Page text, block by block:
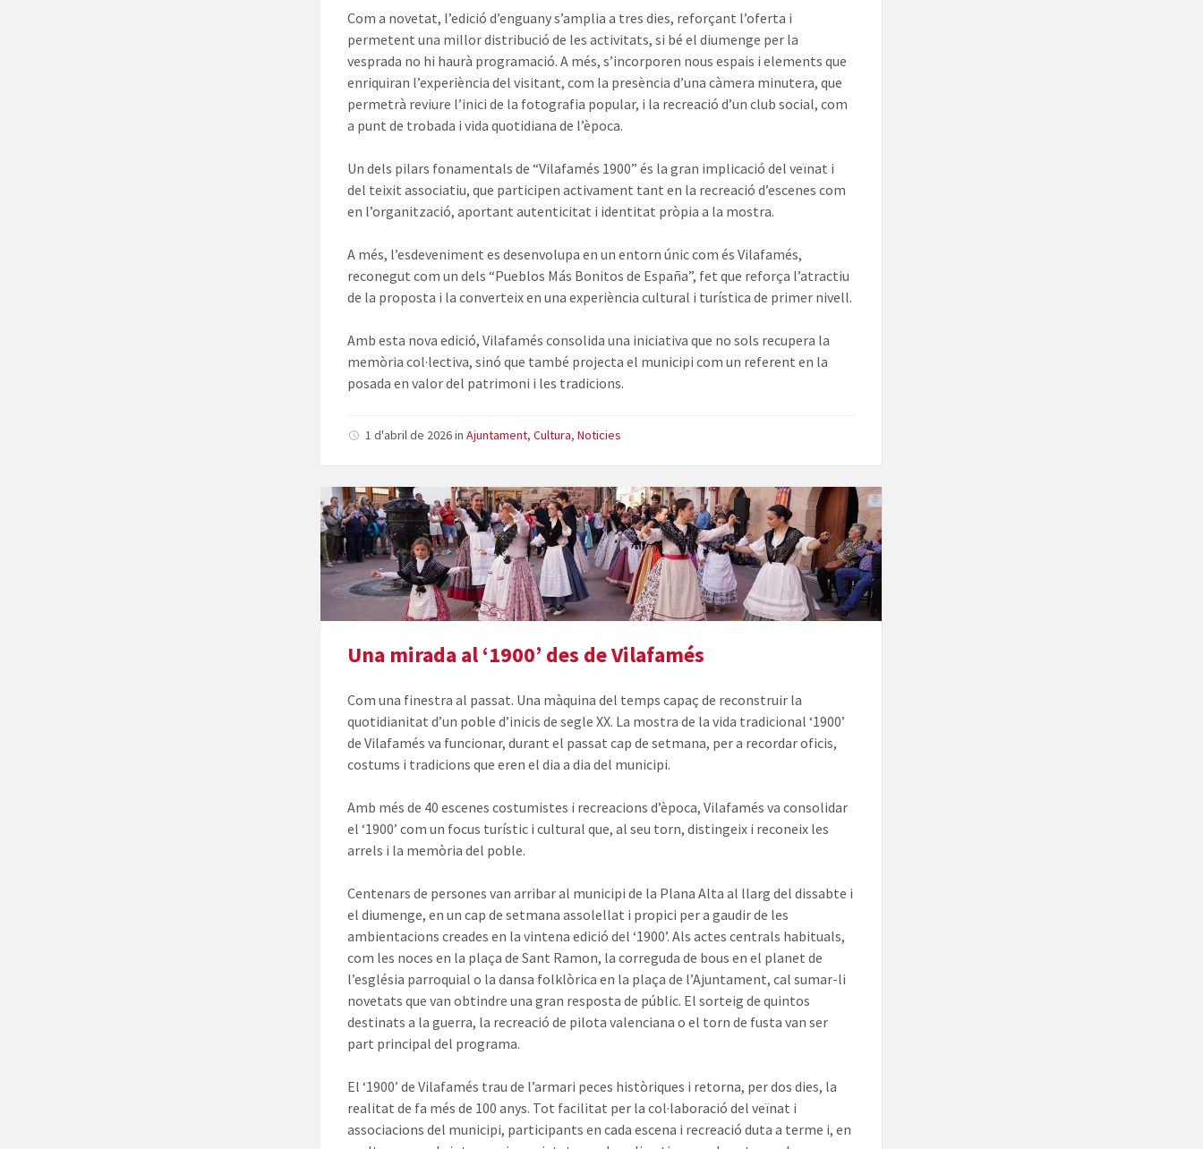
Com a novetat, l’edició d’enguany s’amplia a tres dies, reforçant l’oferta i
permetent una millor distribució de les activitats, si bé el diumenge per la
vesprada no hi haurà programació. A més, s’incorporen nous espais i elements que
enriquiran l’experiència del visitant, com la presència d’una càmera minutera, que
permetrà reviure l’inici de la fotografia popular, i la recreació d’un club social, com
a punt de trobada i vida quotidiana de l’època.
Un dels pilars fonamentals de “Vilafamés 1900” és la gran implicació del veïnat i
del teixit associatiu, que participen activament tant en la recreació d’escenes com
en l’organització, aportant autenticitat i identitat pròpia a la mostra.
A més, l’esdeveniment es desenvolupa en un entorn únic com és Vilafamés,
reconegut com un dels “Pueblos Más Bonitos de España”, fet que reforça l’atractiu
de la proposta i la converteix en una experiència cultural i turística de primer nivell.
Amb esta nova edició, Vilafamés consolida una iniciativa que no sols recupera la
memòria col·lectiva, sinó que també projecta el municipi com un referent en la
posada en valor del patrimoni i les tradicions.
1 d'abril de 2026inAjuntament,Cultura,Noticies
Una mirada al ‘1900’ des de Vilafamés
Com una finestra al passat. Una màquina del temps capaç de reconstruir la
quotidianitat d’un poble d’inicis de segle XX. La mostra de la vida tradicional ‘1900’
de Vilafamés va funcionar, durant el passat cap de setmana, per a recordar oficis,
costums i tradicions que eren el dia a dia del municipi.
Amb més de 40 escenes costumistes i recreacions d’època, Vilafamés va consolidar
el ‘1900’ com un focus turístic i cultural que, al seu torn, distingeix i reconeix les
arrels i la memòria del poble.
Centenars de persones van arribar al municipi de la Plana Alta al llarg del dissabte i
el diumenge, en un cap de setmana assolellat i propici per a gaudir de les
ambientacions creades en la vintena edició del ‘1900’. Als actes centrals habituals,
com les noces en la plaça de Sant Ramon, la correguda de bous en el planet de
l’església parroquial o la dansa folklòrica en la plaça de l’Ajuntament, cal sumar-li
novetats que van obtindre una gran resposta de públic. El sorteig de quintos
destinats a la guerra, la recreació de pilota valenciana o el torn de fusta van ser
part principal del programa.
El ‘1900’ de Vilafamés trau de l’armari peces històriques i retorna, per dos dies, la
realitat de fa més de 100 anys. Tot facilitat per la col·laboració del veïnat i
associacions del municipi, participants en cada escena i recreació duta a terme i, en